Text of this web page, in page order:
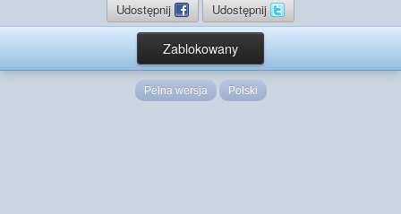
Udostępnij Udostępnij
Zablokowany
Pełna wersja Polski